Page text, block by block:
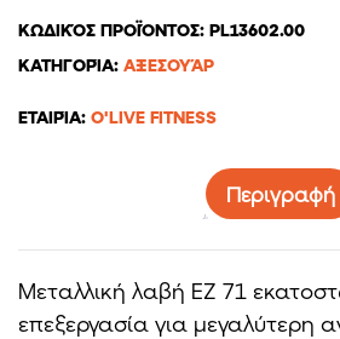
ΚΩΔΙΚΌΣ ΠΡΟΪΌΝΤΟΣ: PL13602.00
ΚΑΤΗΓΟΡΊΑ: ΑΞΕΣΟΥΆΡ
ΕΤΑΙΡΊΑ: O'LIVE FITNESS
Περιγραφή
Mεταλλική λαβή EZ 71
επεξεργασία για μεγαλύτερη